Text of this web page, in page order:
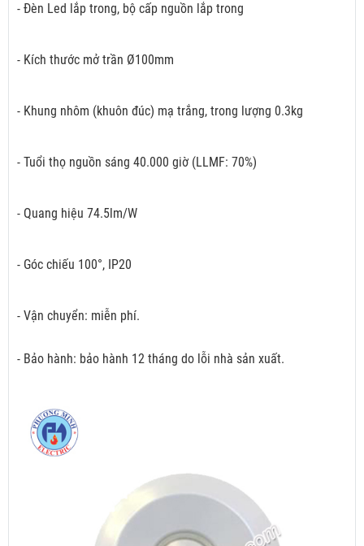
- Đèn Led lắp trong, bộ cấp nguồn lắp trong
- Kích thước mở trần Ø100mm
- Khung nhôm (khuôn đúc) mạ trắng, trong lượng 0.3kg
- Tuổi thọ nguồn sáng 40.000 giờ (LLMF: 70%)
- Quang hiệu 74.5lm/W
- Góc chiếu 100°, IP20
- Vận chuyển: miễn phí.
- Bảo hành: bảo hành 12 tháng do lỗi nhà sản xuất.